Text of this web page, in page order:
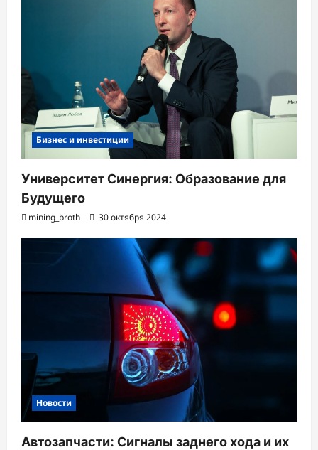
Бизнес и инвестиции
Университет Синергия: Образование для
Будущего
mining_broth 30 октября 2024
Новости
Автозапчасти: Сигналы заднего хода и их